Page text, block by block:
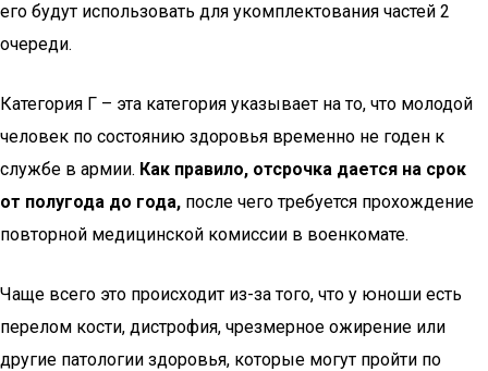
его будут использовать для укомплектования частей 2
очереди.
Категория Г – эта категория указывает на то, что молодой
человек по состоянию здоровья временно не годен к
службе в армии. Как правило, отсрочка дается на срок
от полугода до года, после чего требуется прохождение
повторной медицинской комиссии в военкомате.
Чаще всего это происходит из-за того, что у юноши есть
перелом кости, дистрофия, чрезмерное ожирение или
другие патологии здоровья, которые могут пройти по